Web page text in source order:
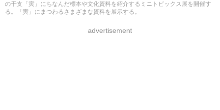
の干支「寅」にちなんだ標本や文化資料を紹介するミニトピックス展を開催す
る。「寅」にまつわるさまざまな資料を展示する。
advertisement